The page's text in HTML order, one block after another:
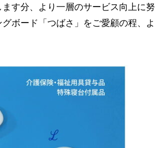
す分、より一層のサービス向上に努
ボード「つばさ」をご愛顧の程、よ